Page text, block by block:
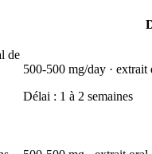
de
500-500 mg/day · extrait
Délai : 1 à 2 semaines